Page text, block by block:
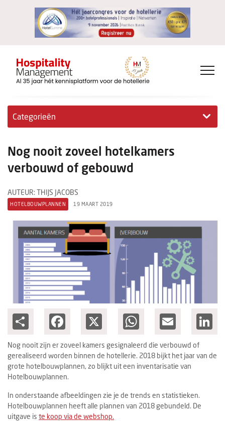
Categorieën
Hotelovernames
Jong & Ambitieus
Columns
Michelin
Nieuwe hotels
Personalia
HotelSummit
Nog nooit zoveel hotelkamers
verbouwd of gebouwd
AUTEUR: THIJS JACOBS
HOTELBOUWPLANNEN 19 MAART 2019
Facebook WhatsAppEmail
Nog nooit zijn er zoveel kamers gesignaleerd die verbouwd of
gerealiseerd worden binnen de hotellerie. 2018 bijkt het jaar van de
grote hotelbouwplannen, zo blijkt uit een inventarisatie van
Hotelbouwplannen.
In onderstaande afbeeldingen zie je de trends en statistieken.
Hotelbouwplannen heeft alle plannen van 2018 gebundeld. De
uitgave is te koop via de webshop.